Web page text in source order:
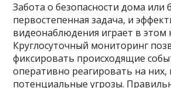
Забота о безопасности дома или
первостепенная задача, и
видеонаблюдения играет в
Круглосуточный мониторинг
фиксировать происходящие
оперативно реагировать на
потенциальные угрозы.